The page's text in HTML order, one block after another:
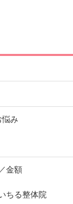
悩み
金額
ちる整体院